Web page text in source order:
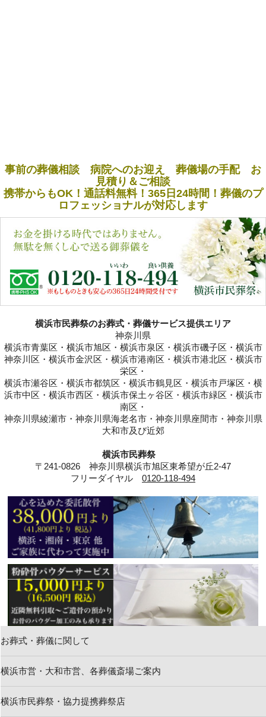
事前の葬儀相談 病院へのお迎え 葬儀場の手配 お
見積り＆ご相談
携帯からもOK！通話料無料！365日24時間！葬儀のプ
ロフェッショナルが対応します
横浜市民葬祭のお葬式・葬儀サービス提供エリア
神奈川県
横浜市青葉区・横浜市旭区・横浜市泉区・横浜市磯子区・横浜市
神奈川区・横浜市金沢区・横浜市港南区・横浜市港北区・横浜市
栄区・
横浜市瀬谷区・横浜市都筑区・横浜市鶴見区・横浜市戸塚区・横
浜市中区・横浜市西区・横浜市保土ヶ谷区・横浜市緑区・横浜市
南区・
神奈川県綾瀬市・神奈川県海老名市・神奈川県座間市・神奈川県
大和市及び近郊
横浜市民葬祭
〒241-0826 神奈川県横浜市旭区東希望が丘2-47
フリーダイヤル 0120-118-494
お葬式・葬儀に関して
横浜市営・大和市営、各葬儀斎場ご案内
横浜市民葬祭・協力提携葬祭店
求人情報・葬祭スタッフ